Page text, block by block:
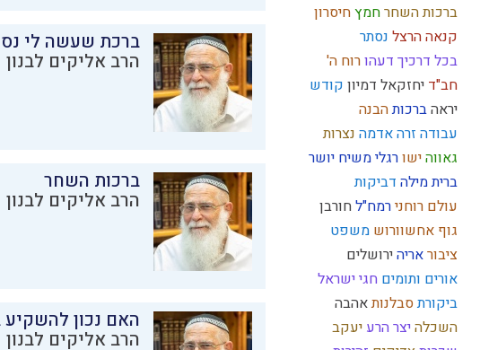
ברכות השחרחמץחיסרון
קנאההרצל נסתר
בכל דרכיך דעהורוח ה'
חב"ד יחזקאל דמיון קודש
יראהברכותהבנה
עבודה זרהאדמה נצרות
גאווהישורגלי משיח יושר
ברית מילה דביקות
עולם רוחנירמח"לחורבן
גוף אחשוורוש משפט
ציבוראריהירושלים
אורים ותומים חגי ישראל
ביקורתסבלנותאהבה
השכלהיצר הרע יעקב
ברכת שעשה לי
הרב אליקים לבנון
ברכות השחר
הרב אליקים לבנון
האם נכון
הרב אליקים לבנון